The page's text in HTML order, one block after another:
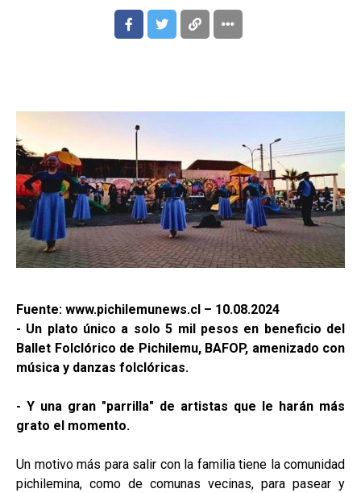
Fuente: www.pichilemunews.cl – 10.08.2024
- Un plato único a solo 5 mil pesos en beneficio del
Ballet Folclórico de Pichilemu, BAFOP, amenizado con
música y danzas folclóricas.
- Y una gran "parrilla" de artistas que le harán más
grato el momento.
Un motivo más para salir con la familia tiene la comunidad
pichilemina, como de comunas vecinas, para pasear y